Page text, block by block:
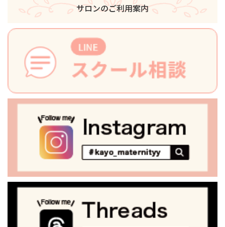
サロンのご利用案内